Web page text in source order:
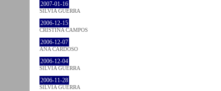
2007-01-16
SÍLVIA GUERRA
2006-12-15
CRISTINA CAMPOS
2006-12-07
ANA CARDOSO
2006-12-04
SÍLVIA GUERRA
2006-11-28
SÍLVIA GUERRA